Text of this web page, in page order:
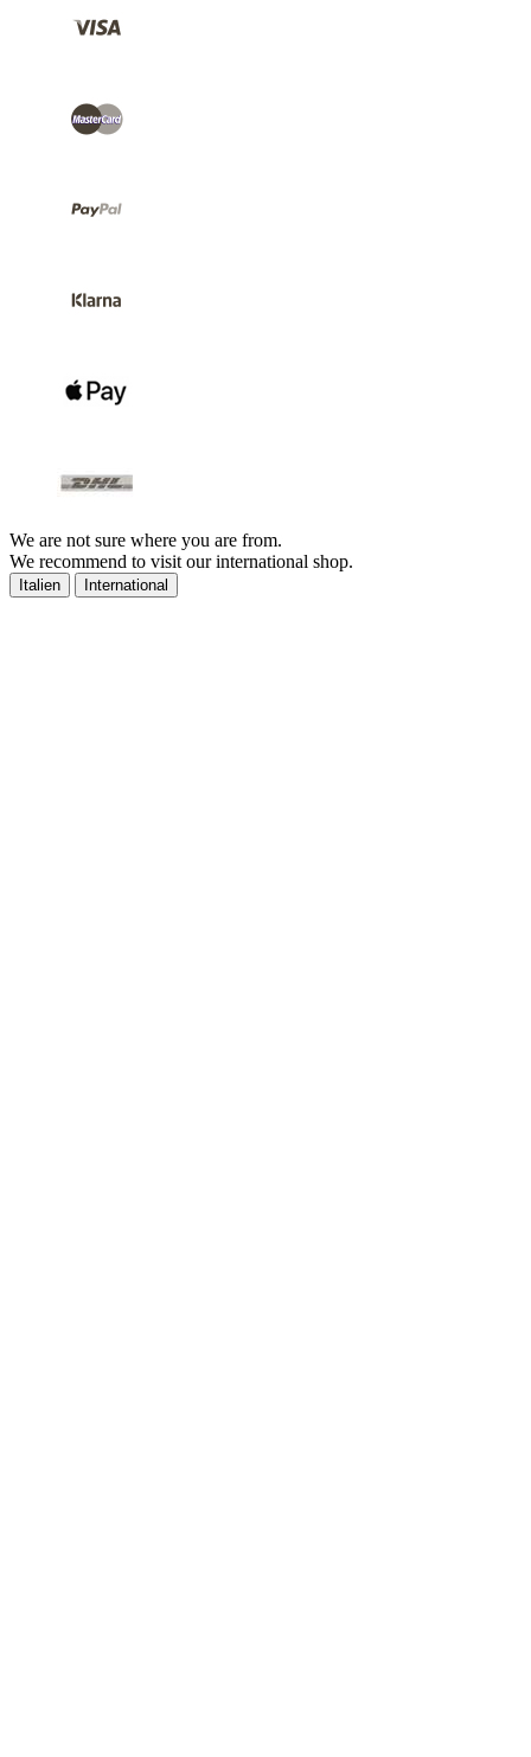
We are not sure where you are from.
We recommend to visit our international shop.
Italien International